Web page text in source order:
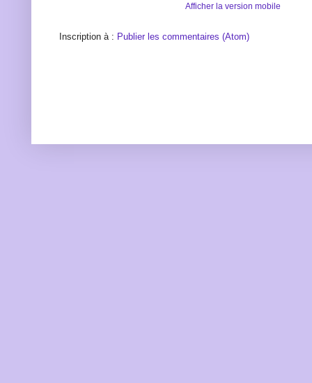
Afficher la version mobile
Inscription à : Publier les commentaires (Atom)